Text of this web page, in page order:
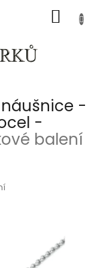
KOŠÍK
-
-
balení